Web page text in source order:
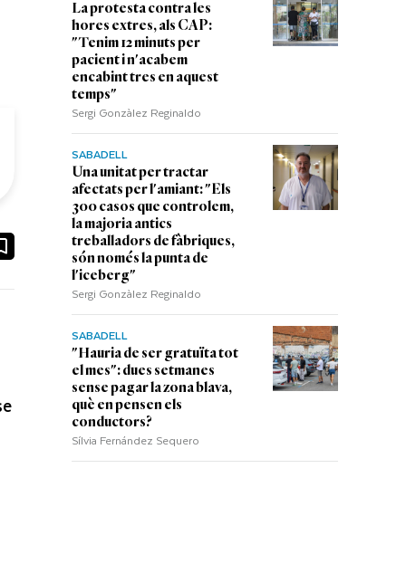
La protesta contra les
hores extres, als CAP:
"Tenim 12 minuts per
pacient i n'acabem
encabint tres en aquest
temps"
Sergi Gonzàlez Reginaldo
SABADELL
Una unitat per tractar
afectats per l'amiant: "Els
300 casos que controlem,
la majoria antics
treballadors de fàbriques,
són només la punta de
l'iceberg"
Sergi Gonzàlez Reginaldo
SABADELL
"Hauria de ser gratuïta tot
el mes": dues setmanes
sense pagar la zona blava,
què en pensen els
conductors?
Sílvia Fernández Sequero